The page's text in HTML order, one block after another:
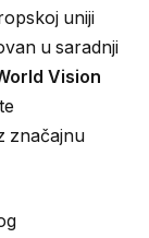
uniji
u saradnji
Vision
značajnu